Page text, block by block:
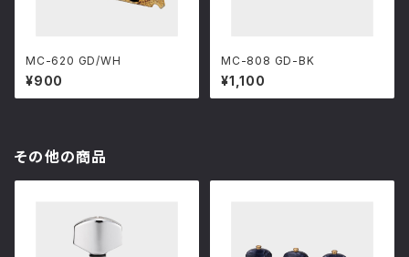
MC-620 GD/WH
¥900
MC-808 GD-BK
¥1,100
その他の商品